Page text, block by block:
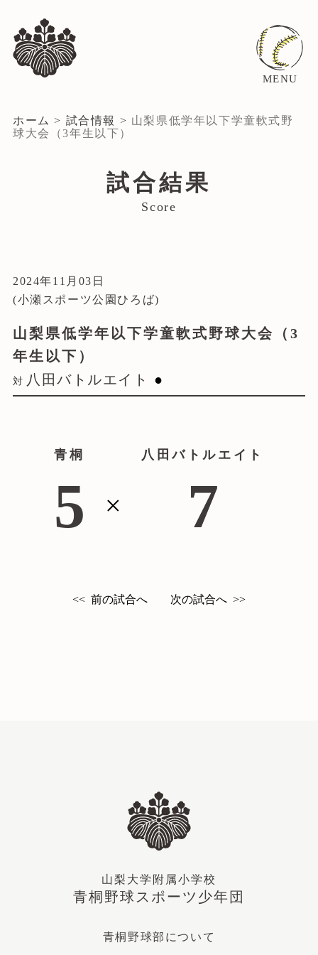
MENU
ATCについて
入団案内
ホーム > 試合情報 > 山梨県低学年以下学童軟式野
球大会（3年生以下）
試合結果
Score
2024年11月03日
(小瀬スポーツ公園ひろば)
山梨県低学年以下学童軟式野球大会（3
年生以下）
対 八田バトルエイト ●
青桐
5 ×
八田バトルエイト
7
<< 前の試合へ 次の試合へ >>
山梨大学附属小学校
青桐野球スポーツ少年団
青桐野球部について